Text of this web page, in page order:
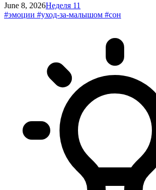
June 8, 2026Неделя 11
#эмоции #уход-за-малышом #сон